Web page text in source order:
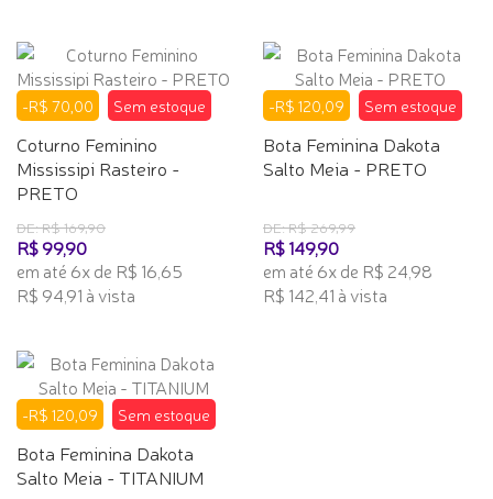
-R$ 70,00 Sem estoque
Coturno Feminino
Mississipi Rasteiro -
PRETO
DE: R$ 169,90
R$ 99,90
em até 6x de R$ 16,65
R$ 94,91 à vista
-R$ 120,09 Sem estoque
Bota Feminina Dakota
Salto Meia - PRETO
DE: R$ 269,99
R$ 149,90
em até 6x de R$ 24,98
R$ 142,41 à vista
-R$ 120,09 Sem estoque
Bota Feminina Dakota
Salto Meia - TITANIUM